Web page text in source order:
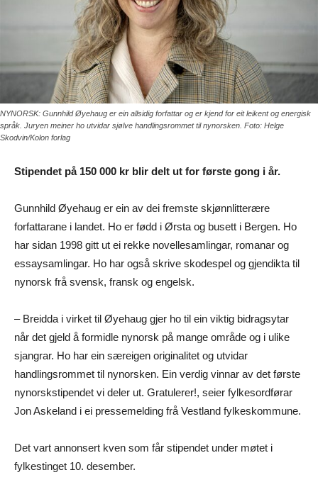
NYNORSK: Gunnhild Øyehaug er ein allsidig forfattar og er kjend for eit leikent og energisk
språk. Juryen meiner ho utvidar sjølve handlingsrommet til nynorsken. Foto: Helge
Skodvin/Kolon forlag
Stipendet på 150 000 kr blir delt ut for første gong i år.
Gunnhild Øyehaug er ein av dei fremste skjønnlitterære
forfattarane i landet. Ho er fødd i Ørsta og busett i Bergen. Ho
har sidan 1998 gitt ut ei rekke novellesamlingar, romanar og
essaysamlingar. Ho har også skrive skodespel og gjendikta til
nynorsk frå svensk, fransk og engelsk.
– Breidda i virket til Øyehaug gjer ho til ein viktig bidragsytar
når det gjeld å formidle nynorsk på mange område og i ulike
sjangrar. Ho har ein særeigen originalitet og utvidar
handlingsrommet til nynorsken. Ein verdig vinnar av det første
nynorskstipendet vi deler ut. Gratulerer!, seier fylkesordførar
Jon Askeland i ei pressemelding frå Vestland fylkeskommune.
Det vart annonsert kven som får stipendet under møtet i
fylkestinget 10. desember.